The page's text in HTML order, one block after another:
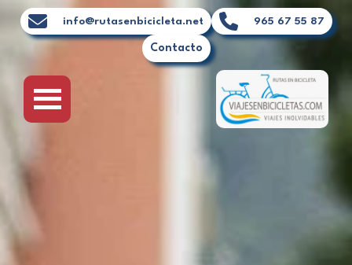
contenido
info@rutasenbicicleta.net 965 67 55 87
Contacto